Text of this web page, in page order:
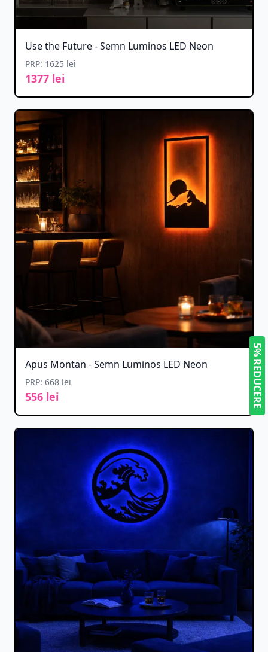
Use the Future - Semn Luminos LED Neon
PRP: 1625 lei
1377 lei
Apus Montan - Semn Luminos LED Neon
PRP: 668 lei
556 lei 5% REDUCERE